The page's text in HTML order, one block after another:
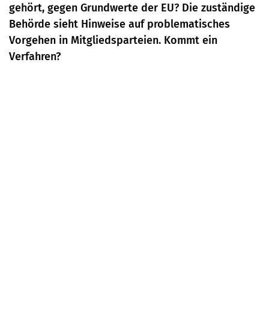
gehört, gegen Grundwerte der EU? Die zuständige
Behörde sieht Hinweise auf problematisches
Vorgehen in Mitgliedsparteien. Kommt ein
Verfahren?